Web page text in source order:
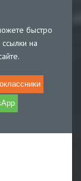
быстро
на